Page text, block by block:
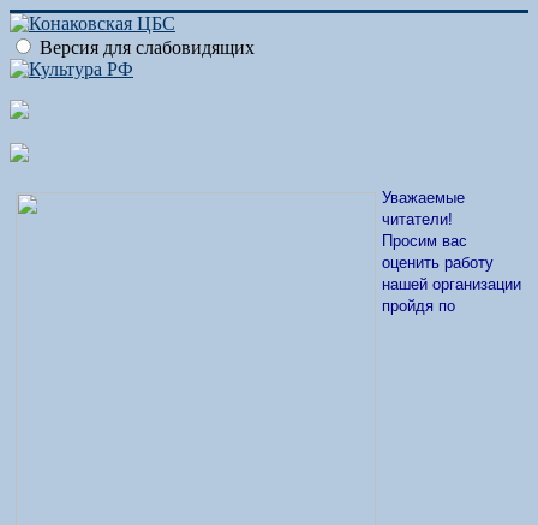
Версия для слабовидящих
Уважаемые
читатели!
Просим вас
оценить работу
нашей организации
пройдя по